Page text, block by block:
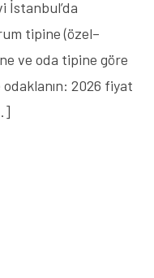
İstanbul’da
tipine (özel–
ve oda tipine göre
2026 fiyat